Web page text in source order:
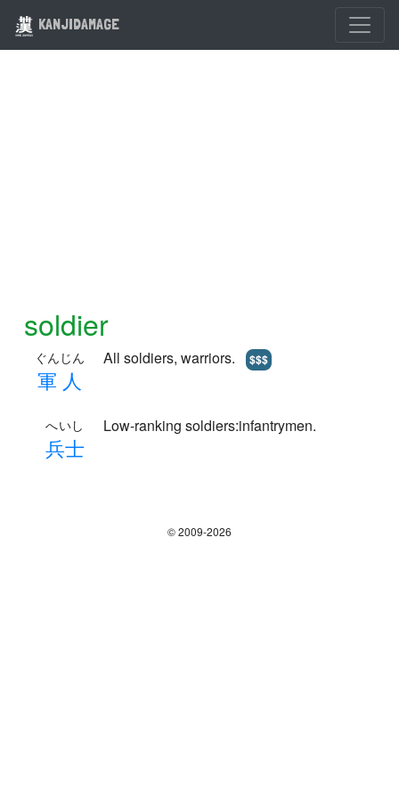
KANJIDAMAGE
soldier
軍 人
ぐんじん All soldiers, warriors. $$$
兵士
へいし Low-ranking soldiers:infantrymen.
© 2009-2026